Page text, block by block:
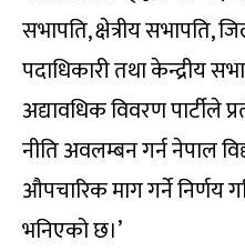
सभापति, क्षेत्रीय सभापति,
पदाधिकारी तथा केन्द्रीय
अद्यावधिक विवरण पार्टीले
नीति अवलम्बन गर्न नेपाल
औपचारिक माग गर्ने निर्णय
भनिएको छ।’